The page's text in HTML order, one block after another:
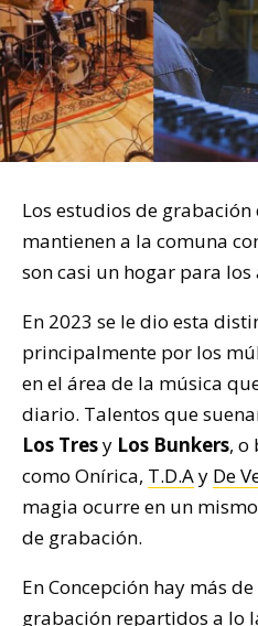
Los estudios de grabación
mantienen a la comuna
son casi un hogar para
En 2023 se le dio esta
principalmente por los
en el área de la música
diario. Talentos que
Los Tresy Los Bunkers, o
como Onírica, T.D.Ay De
magia ocurre en un
de grabación.
En Concepción hay más
grabación repartidos a lo